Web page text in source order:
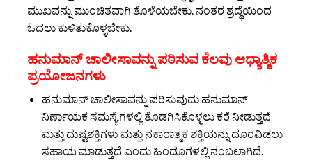
ಮುಖವನ್ನು ಮುಂಚಿತವಾಗಿ ತೊಳೆಯಬೇಕು. ನಂತರ ಶ್ರದ್ಧೆಯಿಂದ
ಓದಲು ಕುಳಿತುಕೊಳ್ಳಬೇಕು.
ಹನುಮಾನ್ ಚಾಲೀಸಾವನ್ನು ಪಠಿಸುವ ಕೆಲವು ಆಧ್ಯಾತ್ಮಿಕ
ಪ್ರಯೋಜನಗಳು
ಹನುಮಾನ್ ಚಾಲೀಸಾವನ್ನು ಪಠಿಸುವುದು ಹನುಮಾನ್
ನಿರ್ಣಾಯಕ ಸಮಸ್ಯೆಗಳಲ್ಲಿ ತೊಡಗಿಸಿಕೊಳ್ಳಲು ಕರೆ ನೀಡುತ್ತದೆ
ಮತ್ತು ದುಷ್ಟಶಕ್ತಿಗಳು ಮತ್ತು ನಕಾರಾತ್ಮಕ ಶಕ್ತಿಯನ್ನು ದೂರವಿಡಲು
ಸಹಾಯ ಮಾಡುತ್ತದೆ ಎಂದು ಹಿಂದೂಗಳಲ್ಲಿ ನಂಬಲಾಗಿದೆ.